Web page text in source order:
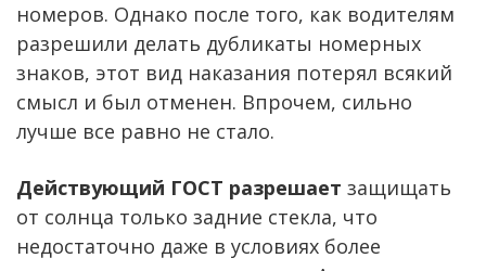
номеров. Однако после того, как водителям
разрешили делать дубликаты номерных
знаков, этот вид наказания потерял всякий
смысл и был отменен. Впрочем, сильно
лучше все равно не стало.
Действующий ГОСТ разрешает защищать
от солнца только задние стекла, что
недостаточно даже в условиях более